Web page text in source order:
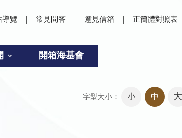
導覽 常見問答 意見信箱 正簡體對照表
開箱海基會
字型大小： 小 中 大